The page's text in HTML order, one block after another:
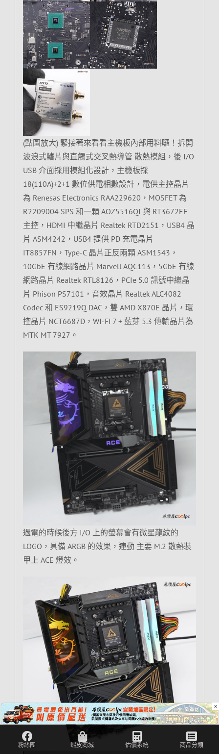
(點圖放大) 緊接著來看看主機板內部用料囉！拆開
波浪式鰭片與直觸式交叉熱導管 散熱模組，後 I/O
USB 介面採用模組化設計，主機板採
18(110A)+2+1 數位供電相數設計，電供主控晶片
為 Renesas Electronics RAA229620，MOSFET 為
R2209004 SPS 和一顆 AOZ5516QI 與 RT3672EE
主控，HDMI 中繼晶片 Realtek RTD2151，USB4 晶
片 ASM4242，USB4 提供 PD 充電晶片
IT8857FN，Type-C 晶片正反兩顆 ASM1543，
10GbE 有線網路晶片 Marvell AQC113，5GbE 有線
網路晶片 Realtek RTL8126，PCIe 5.0 訊號中繼晶
片 Phison PS7101，音效晶片 Realtek ALC4082
Codec 和 ES9219Q DAC，雙 AMD X870E 晶片，環
控晶片 NCT6687D，WI-Fi 7 + 藍芽 5.3 傳輸晶片為
MTK MT 7927。
過電的時候後方 I/O 上的螢幕會有微星龍紋的
LOGO，具備 ARGB 的效果，連動 主要 M.2 散熱裝
甲上 ACE 燈效。
×